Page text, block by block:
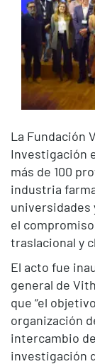
La Fundación
Investigación
más de 100
industria
universidades
el
traslacional y
El acto fue
general de
que “el
organización
intercambio
investigación